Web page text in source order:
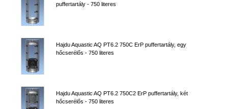
puffertartály - 750 literes
Hajdu Aquastic AQ PT6.2 750C ErP puffertartály, egy
hőcserélős - 750 literes
Hajdu Aquastic AQ PT6.2 750C2 ErP puffertartály, két
hőcserélős - 750 literes